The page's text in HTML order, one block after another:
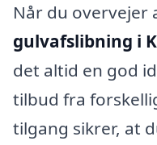
Når du overvejer
gulvafslibning i
det altid en god
tilbud fra
tilgang sikrer, at